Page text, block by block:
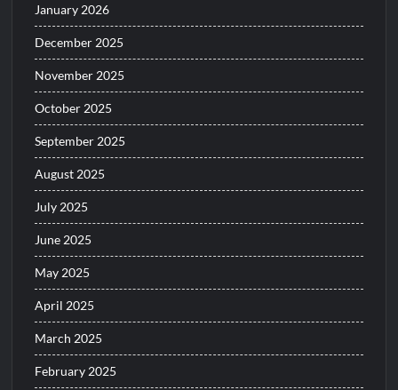
January 2026
December 2025
November 2025
October 2025
September 2025
August 2025
July 2025
June 2025
May 2025
April 2025
March 2025
February 2025